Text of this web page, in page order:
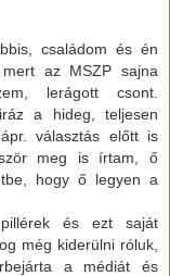
családom és én
az MSZP sajna
lerágott csont.
a hideg, teljesen
választás előtt is
meg is írtam, ő
hogy ő legyen a
és ezt saját
még kiderülni róluk,
a médiát és